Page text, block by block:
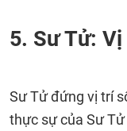
5. Sư Tử:
Sư Tử đứng vị trí
thực sự của Sư